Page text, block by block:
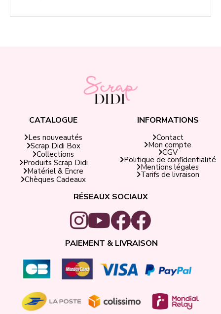
CATALOGUE
Les nouveautés
Scrap Didi Box
Collections
Produits Scrap Didi
Matériel & Encre
Chèques Cadeaux
INFORMATIONS
Contact
Mon compte
CGV
Politique de confidentialité
Mentions légales
Tarifs de livraison
RÉSEAUX SOCIAUX
PAIEMENT & LIVRAISON